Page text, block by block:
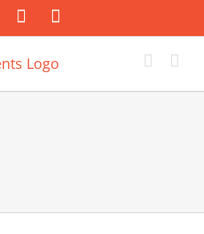
FacebookInstagram
Mail